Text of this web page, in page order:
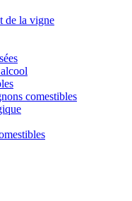
de la vigne
comestibles